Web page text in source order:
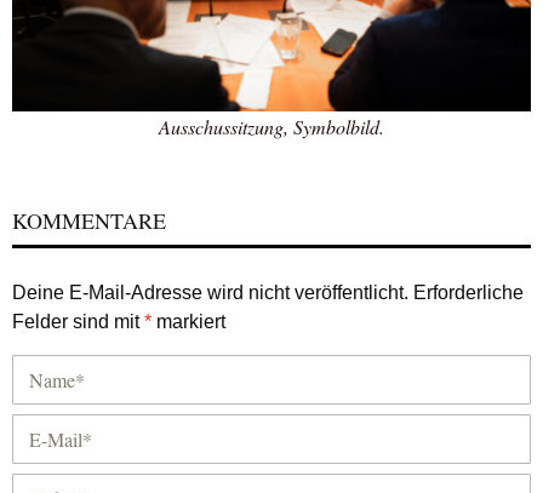
Ausschussitzung, Symbolbild.
KOMMENTARE
Deine E-Mail-Adresse wird nicht veröffentlicht. Erforderliche
Felder sind mit* markiert